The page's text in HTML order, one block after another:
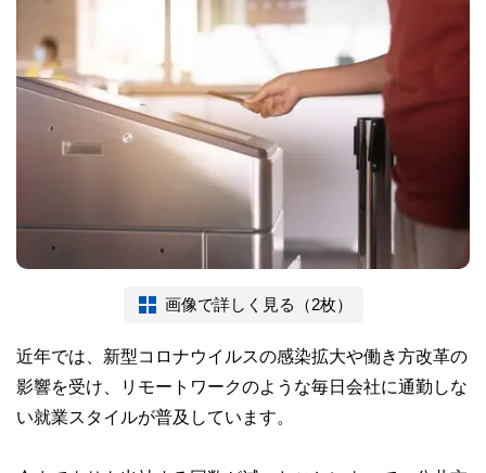
画像で詳しく見る（2枚）
近年では、新型コロナウイルスの感染拡大や働き方改革の
影響を受け、リモートワークのような毎日会社に通勤しな
い就業スタイルが普及しています。